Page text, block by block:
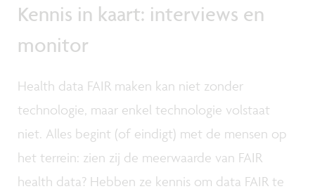
Kennis in kaart: interviews en
monitor
Health data FAIR maken kan niet zonder
technologie, maar enkel technologie volstaat
niet. Alles begint (of eindigt) met de mensen op
het terrein: zien zij de meerwaarde van FAIR
health data? Hebben ze kennis om data FAIR te